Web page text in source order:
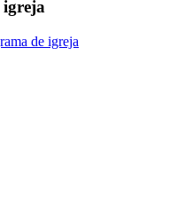
igreja
de igreja